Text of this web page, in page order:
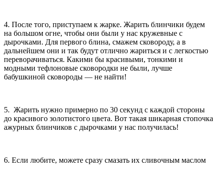
4. После того, приступаем к жарке. Жарить блинчики будем
на большом огне, чтобы они были у нас кружевные с
дырочками. Для первого блина, смажем сковороду, а в
дальнейшем они и так будут отлично жариться и с легкостью
переворачиваться. Какими бы красивыми, тонкими и
модными тефлоновые сковородки не были, лучше
бабушкиной сковороды — не найти!
5. Жарить нужно примерно по 30 секунд с каждой стороны
до красивого золотистого цвета. Вот такая шикарная стопочка
ажурных блинчиков с дырочками у нас получилась!
6. Если любите, можете сразу смазать их сливочным маслом